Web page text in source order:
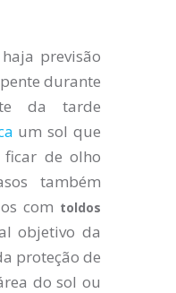
previsão
durante
da tarde
um sol que
ficar de olho
também
com toldos
objetivo da
proteção de
do sol ou